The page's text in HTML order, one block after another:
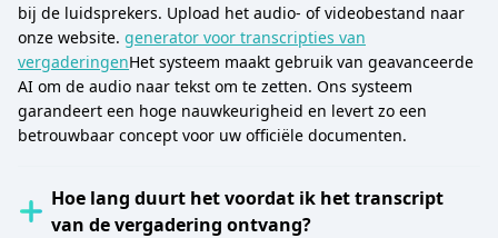
bij de luidsprekers. Upload het audio- of videobestand naar
onze website. generator voor transcripties van
vergaderingenHet systeem maakt gebruik van geavanceerde
AI om de audio naar tekst om te zetten. Ons systeem
garandeert een hoge nauwkeurigheid en levert zo een
betrouwbaar concept voor uw officiële documenten.
Hoe lang duurt het voordat ik het transcript
van de vergadering ontvang?